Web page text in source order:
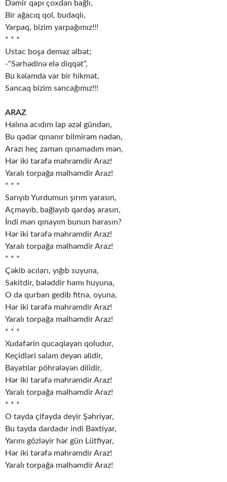
Dəmir qapı çoxdan bağlı,
Bir ağacıq qol, budaqlı,
Yarpaq, bizim yarpağımız!!!
* * *
Ustac boşa deməz əlbət;
-“Sərhədinə elə diqqət”,
Bu kəlamda var bir hikmət,
Sancaq bizim sancağımız!!!
ARAZ
Halına acıdım lap əzəl gündən,
Bu qədər qınanır bilmirəm nədən,
Arazı heç zaman qınamadım mən,
Hər iki tərəfə məhrəmdir Araz!
Yaralı torpağa məlhəmdir Araz!
* * *
Sarıyıb Yurdumun şırım yarasın,
Açmayıb, bağlayıb qardaş arasın,
İndi mən qınayım bunun harasın?
Hər iki tərəfə məhrəmdir Araz!
Yaralı torpağa məlhəmdir Araz!
* * *
Çəkib acıları, yığıb suyuna,
Sakitdir, bələddir hamı huyuna,
O da qurban gedib fitnə, oyuna,
Hər iki tərəfə məhrəmdir Araz!
Yaralı torpağa məlhəmdir Araz!
* * *
Xudafərin qucaqlayan qoludur,
Keçidləri salam deyən əlidir,
Bayatılar pöhrələyən dilidir,
Hər iki tərəfə məhrəmdir Araz!
Yaralı torpağa məlhəmdir Araz!
* * *
O tayda çifayda deyir Şəhriyar,
Bu tayda dardadır indi Bəxtiyar,
Yarını gözləyir hər gün Lütfiyar,
Hər iki tərəfə məhrəmdir Araz!
Yaralı torpağa məlhəmdir Araz!